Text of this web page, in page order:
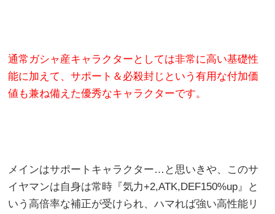
通常ガシャ産キャラクターとしては非常に高い基礎性
能に加えて、サポート＆必殺封じという有用な付加価
値も兼ね備えた優秀なキャラクターです。
メインはサポートキャラクター…と思いきや、このサ
イヤマンは自身は常時『気力+2,ATK,DEF150%up』と
いう高倍率な補正が受けられ、ハマれば強い高性能リ